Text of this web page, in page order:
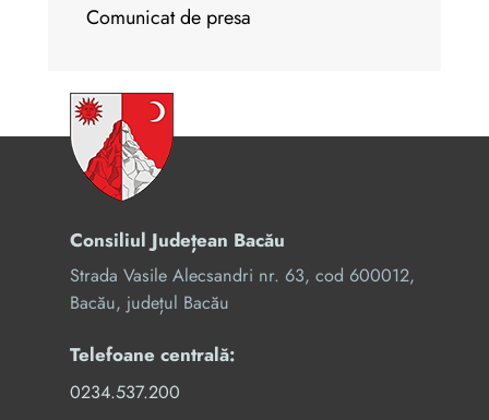
Comunicat de presa
Consiliul Județean Bacău
Strada Vasile Alecsandri nr. 63, cod 600012,
Bacău, județul Bacău
Telefoane centrală:
0234.537.200